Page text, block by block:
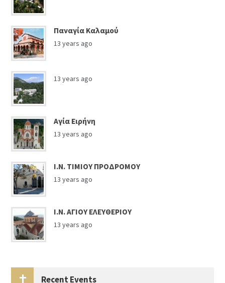
Παναγία Καλαμού
13 years ago
13 years ago
Αγία Ειρήνη
13 years ago
Ι.Ν. ΤΙΜΙΟΥ ΠΡΟΔΡΟΜΟΥ
13 years ago
Ι.Ν. ΑΓΙΟΥ ΕΛΕΥΘΕΡΙΟΥ
13 years ago
Recent Events